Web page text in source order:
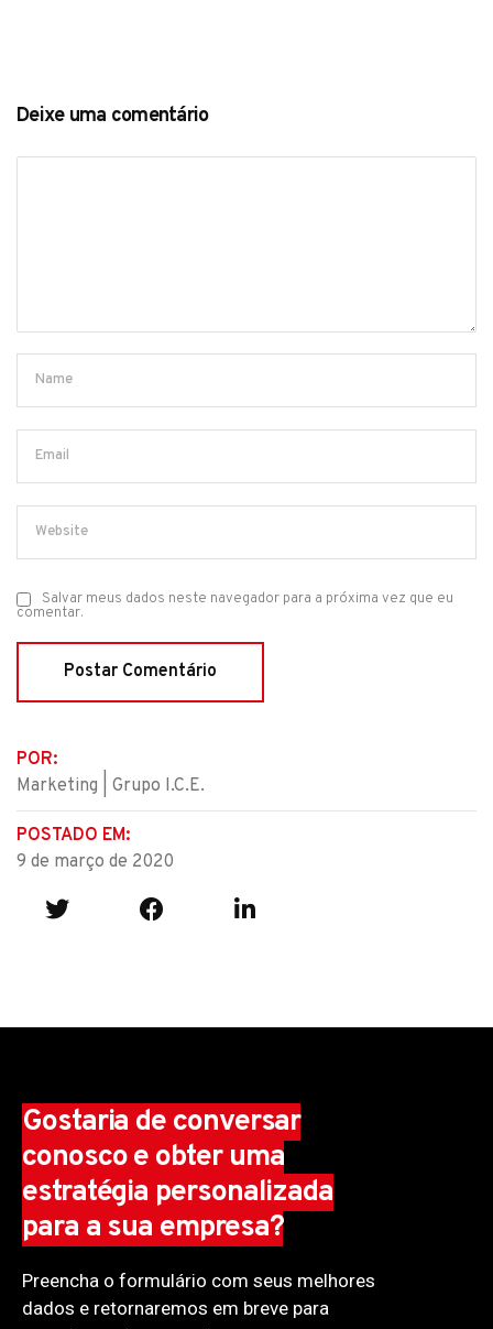
Deixe uma comentário
Salvar meus dados neste navegador para a próxima vez que eu
comentar.
POR:
Marketing | Grupo I.C.E.
POSTADO EM:
9 de março de 2020
Gostaria de conversar
conosco e obter uma
estratégia personalizada
para a sua empresa?
Preencha o formulário com seus melhores
dados e retornaremos em breve para